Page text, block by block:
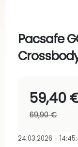
Pacsafe
59,40
69,90 €
24.03.2026 -